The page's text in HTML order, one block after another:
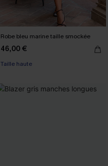
Robe bleu marine taille smockée
46,00 €
Taille haute